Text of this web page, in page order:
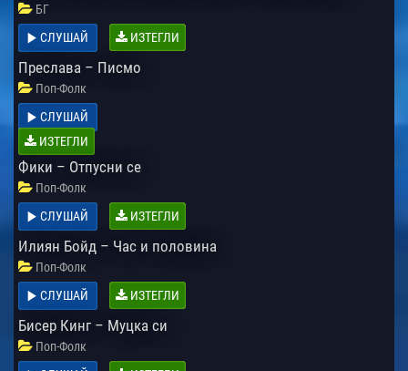
БГ
СЛУШАЙ
ИЗТЕГЛИ
Преслава – Писмо
Поп-Фолк
СЛУШАЙ
ИЗТЕГЛИ
Фики – Отпусни се
Поп-Фолк
СЛУШАЙ
ИЗТЕГЛИ
Илиян Бойд – Час и половина
Поп-Фолк
СЛУШАЙ
ИЗТЕГЛИ
Бисер Кинг – Муцка си
Поп-Фолк